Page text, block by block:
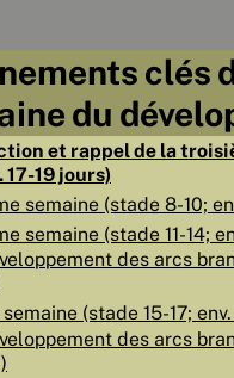
LISTE
clés
du
et rappel de la
17-19 jours)
semaine (stade 8-10;
semaine (stade 11-14;
des arcs
(stade 15-17;
des arcs